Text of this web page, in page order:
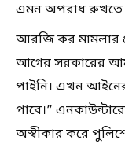
এমন অপরাধ রুখতে
আরজি কর মামলার
আগের সরকারের
পাইনি। এখন আইনের
পাবে।”
অস্বীকার করে